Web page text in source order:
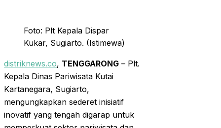
Foto: Plt Kepala Dispar
Kukar, Sugiarto. (Istimewa)
distriknews.co, TENGGARONG – Plt.
Kepala Dinas Pariwisata Kutai
Kartanegara, Sugiarto,
mengungkapkan sederet inisiatif
inovatif yang tengah digarap untuk